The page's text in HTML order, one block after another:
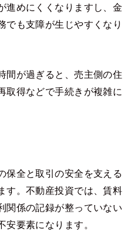
進めにくくなりますし、金
でも支障が生じやすくなり
間が過ぎると、売主側の住
取得などで手続きが複雑に
保全と取引の安全を支える
す。不動産投資では、賃料
関係の記録が整っていない
要素になります。